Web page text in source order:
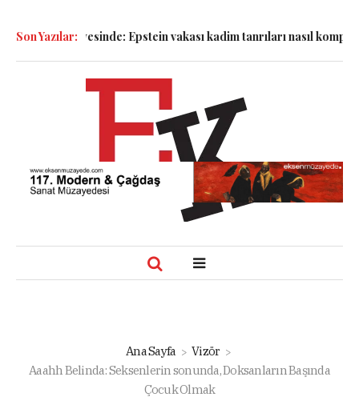
Son Yazılar:Epstein vakası kadim tanrıları nasıl komplo kanıtına
Ana Sayfa
Vizör
Aaahh Belinda: Seksenlerin sonunda, Doksanların Başında
Çocuk Olmak